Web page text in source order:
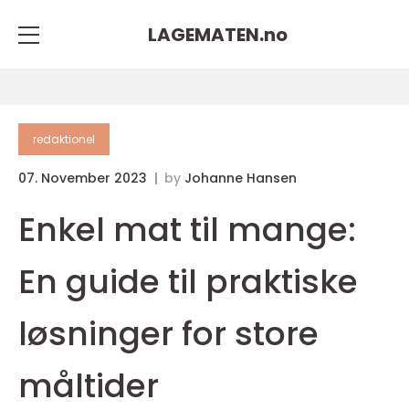
LAGEMATEN.no
redaktionel
07. November 2023 by Johanne Hansen
Enkel mat til mange:
En guide til praktiske
løsninger for store
måltider